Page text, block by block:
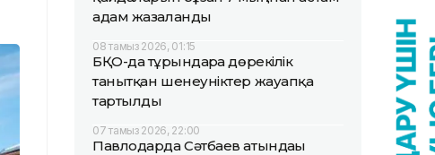
адам жазаланды
08 тамыз 2026, 01:15
БҚО-да тұрғындарға дөрекілік
танытқан шенеуніктер жауапқа
тартылды
07 тамыз 2026, 22:00
Павлодарда Сәтбаев атындағы